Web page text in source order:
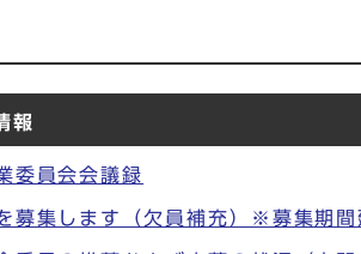
報
委員会会議録
募集します（欠員補充）※募集期間